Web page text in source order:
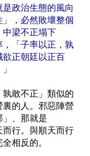
政治生態的風向
，必然敗壞整個
中梁不正塌下
「子率以正，孰
正朝廷以正百
敢不正」類似的
的人。邪惡陣營
」、那就是
而行。與順天而行
相反的。